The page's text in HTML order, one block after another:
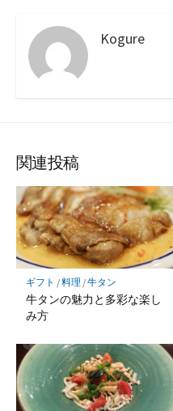
Kogure
関連投稿
ギフト /料理 /牛タン
牛タンの魅力と多彩な楽し
み方